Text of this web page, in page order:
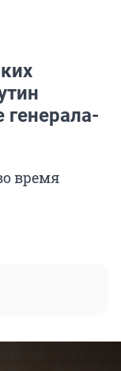
генерала-
время